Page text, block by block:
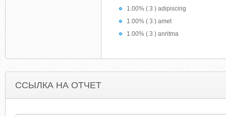
1.00% ( 3 ) adipiscing
1.00% ( 3 ) amet
1.00% ( 3 ) anritma
ССЫЛКА НА ОТЧЕТ